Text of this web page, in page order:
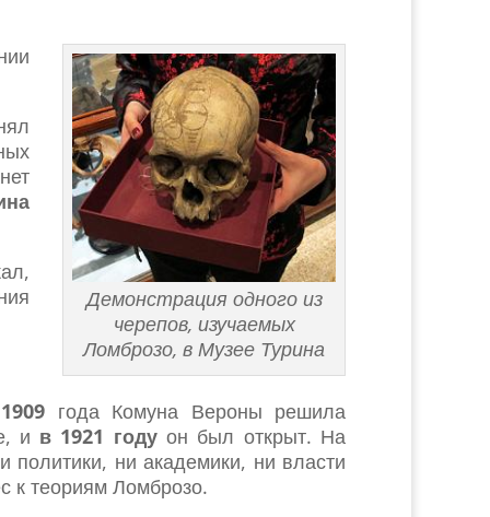
Демонстрация одного из
черепов, изучаемых
Ломброзо, в Музее Турина
года Комуна Вероны решила
и в 1921 годуон был открыт. На
политики, ни академики, ни власти
к теориям Ломброзо.